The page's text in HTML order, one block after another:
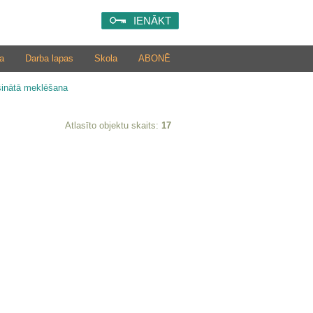
IENĀKT
ABONĒ
Skola
Darba lapas
meklēšana
Atlasīto objektu skaits: 17